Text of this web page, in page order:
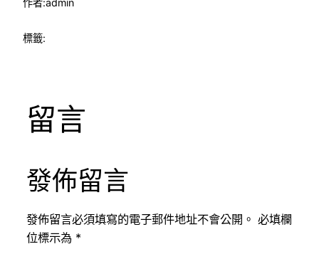
標籤:
留言
發佈留言
發佈留言必須填寫的電子郵件地址不會公開。 必填欄
位標示為 *